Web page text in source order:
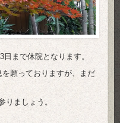
まで休院となります。
願っておりますが、まだ
りましょう。